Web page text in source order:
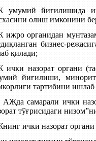
умумий йиғилишида
олиш имконини
органидан
бизнес-
қилади;
назорат органи
йиғилиши,
тартибини
АЖда самарали ички
тўғрисидаги
ички назорат органи